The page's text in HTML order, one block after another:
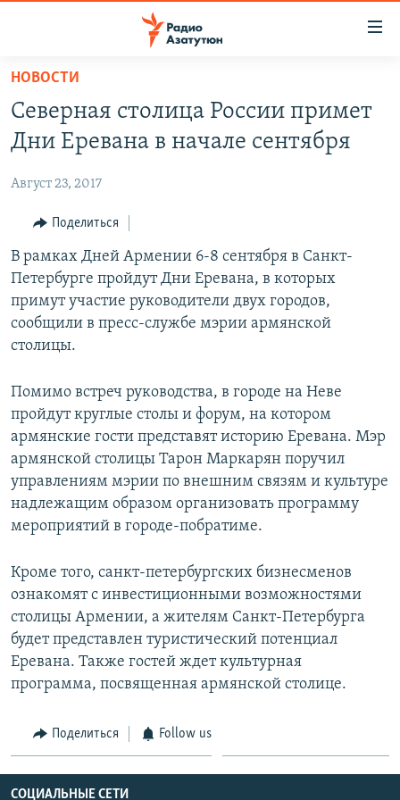
Перейти
основному
содержанию
навигации
Перейти
поиску
НОВОСТИ
ПОЛИТИКА
ОБЩЕСТВО
ЭКОНОМИКА
РЕГИОН
НАГОРНЫЙ КАРАБАХ
КУЛЬТУРА
СПОРТ
АРХИВ
Հայերեն
English
Русский
НОВОСТИ
Северная столица России примет
Дни Еревана в начале сентября
Август 23, 2017
Поделиться
В рамках Дней Армении 6-8 сентября в Санкт-
Петербурге пройдут Дни Еревана, в которых
примут участие руководители двух городов,
сообщили в пресс-службе мэрии армянской
столицы.
Помимо встреч руководства, в городе на Неве
пройдут круглые столы и форум, на котором
армянские гости представят историю Еревана. Мэр
армянской столицы Тарон Маркарян поручил
управлениям мэрии по внешним связям и культуре
надлежащим образом организовать программу
мероприятий в городе-побратиме.
Кроме того, санкт-петербургских бизнесменов
ознакомят с инвестиционными возможностями
столицы Армении, а жителям Санкт-Петербурга
будет представлен туристический потенциал
Еревана. Также гостей ждет культурная
программа, посвященная армянской столице.
Поделиться Follow us
СОЦИАЛЬНЫЕ СЕТИ